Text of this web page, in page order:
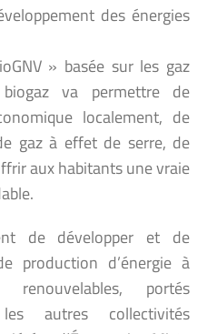
des énergies
» basée sur les gaz
va permettre de
localement, de
gaz à effet de serre, de
aux habitants une vraie
de développer et de
production d’énergie à
portés
autres collectivités